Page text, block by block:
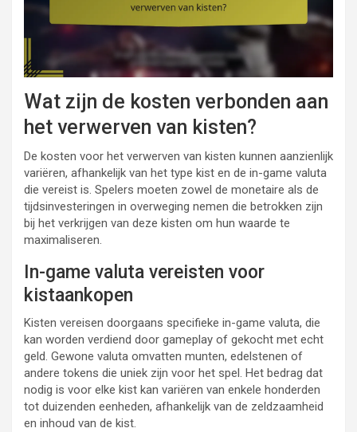
Wat zijn de kosten verbonden aan
het verwerven van kisten?
De kosten voor het verwerven van kisten kunnen aanzienlijk
variëren, afhankelijk van het type kist en de in-game valuta
die vereist is. Spelers moeten zowel de monetaire als de
tijdsinvesteringen in overweging nemen die betrokken zijn
bij het verkrijgen van deze kisten om hun waarde te
maximaliseren.
In-game valuta vereisten voor
kistaankopen
Kisten vereisen doorgaans specifieke in-game valuta, die
kan worden verdiend door gameplay of gekocht met echt
geld. Gewone valuta omvatten munten, edelstenen of
andere tokens die uniek zijn voor het spel. Het bedrag dat
nodig is voor elke kist kan variëren van enkele honderden
tot duizenden eenheden, afhankelijk van de zeldzaamheid
en inhoud van de kist.